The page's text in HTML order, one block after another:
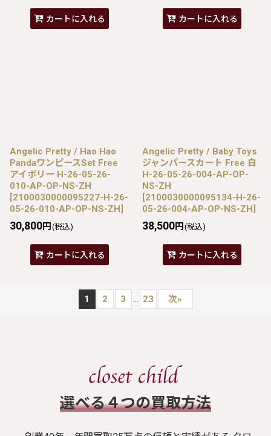
カートに入れる カートに入れる
Angelic Pretty / Hao Hao
PandaワンピースSet Free
アイボリー H-26-05-26-
010-AP-OP-NS-ZH
[2100030000095227-H-26-
05-26-010-AP-OP-NS-ZH]
30,800円 (税込)
カートに入れる
Angelic Pretty / Baby Toys
ジャンパースカート Free 白
H-26-05-26-004-AP-OP-
NS-ZH
[2100030000095134-H-26-
05-26-004-AP-OP-NS-ZH]
38,500円 (税込)
カートに入れる
1 2 3 ... 23 次»
​選べる４つの買取方法